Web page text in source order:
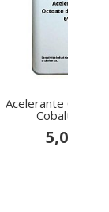
Acelerante
Cobalto 6%
5,00 €